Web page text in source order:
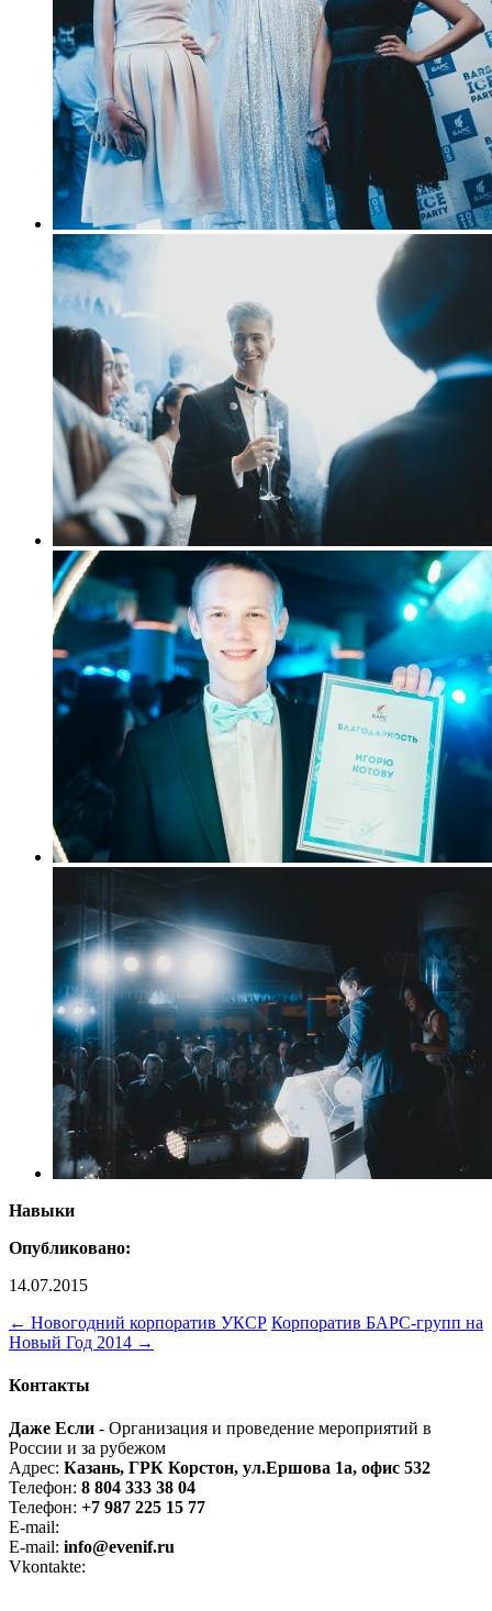
Навыки
Опубликовано:
14.07.2015
← Новогодний корпоратив УКСР Корпоратив БАРС-групп на
Новый Год 2014 →
Контакты
Даже Если - Организация и проведение мероприятий в
России и за рубежом
Адрес: Казань, ГРК Корстон, ул.Ершова 1а, офис 532
Телефон: 8 804 333 38 04
Телефон: +7 987 225 15 77
E-mail:
E-mail: info@evenif.ru
Vkontakte: